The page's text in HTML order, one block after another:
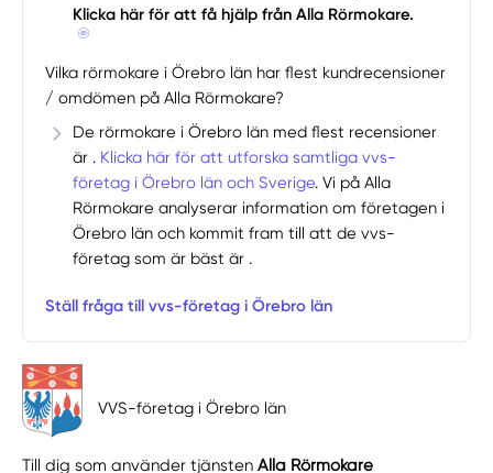
Klicka här för att få hjälp från Alla Rörmokare.
Vilka rörmokare i Örebro län har flest kundrecensioner
/ omdömen på Alla Rörmokare?
De rörmokare i Örebro län med flest recensioner
är . Klicka här för att utforska samtliga vvs-
företag i Örebro län och Sverige. Vi på Alla
Rörmokare analyserar information om företagen i
Örebro län och kommit fram till att de vvs-
företag som är bäst är .
Ställ fråga till vvs-företag i Örebro län
VVS-företag i Örebro län
Till dig som använder tjänstenAlla Rörmokare